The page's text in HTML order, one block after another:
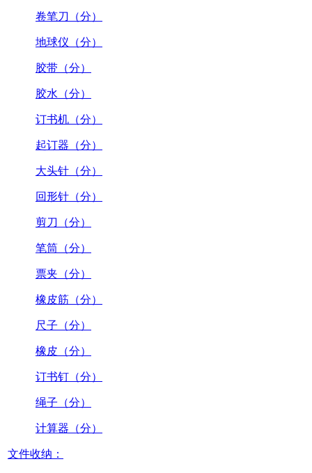
卷笔刀（分）
地球仪（分）
胶带（分）
胶水（分）
订书机（分）
起订器（分）
大头针（分）
回形针（分）
剪刀（分）
笔筒（分）
票夹（分）
橡皮筋（分）
尺子（分）
橡皮（分）
订书钉（分）
绳子（分）
计算器（分）
文件收纳：